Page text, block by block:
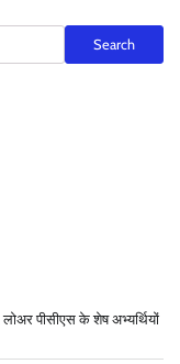
Search
पीसीएस के शेष अभ्यर्थियों